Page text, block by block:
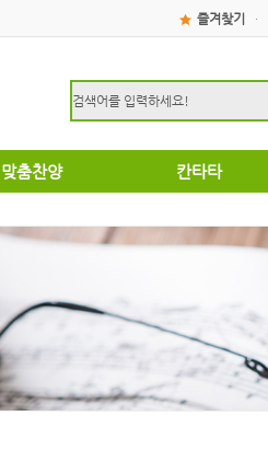
즐겨찾기 ·
맞춤찬양
쉽고은혜로운찬양곡집
찬송가편곡
애창성가
명성가/복음성가합창편곡
절기별성가/국악성가
혼성3부
송영
특별찬양곡집
칸타타